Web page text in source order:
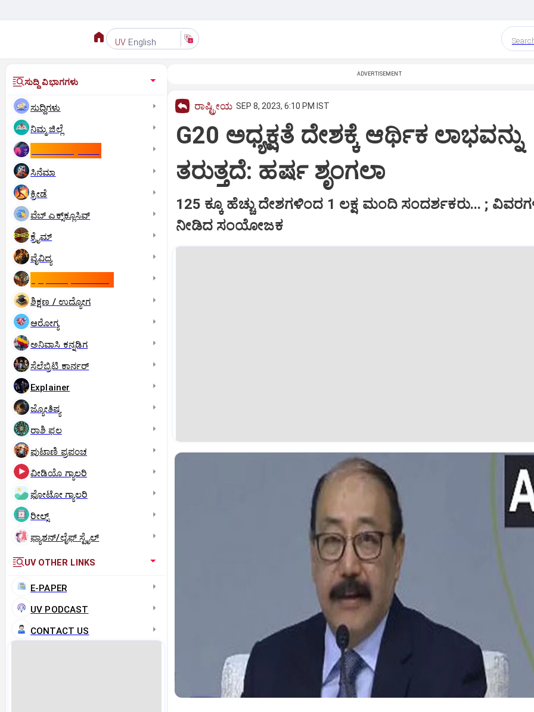
UV English
ಸುದ್ದಿ ವಿಭಾಗಗಳು
ಸುದ್ದಿಗಳು
ನಿಮ್ಮ ಜಿಲ್ಲೆ
ಸಿನೆಮಾ
ಕ್ರೀಡೆ
ವೆಬ್ ಎಕ್ಸ್‌ಕ್ಲೂಸಿವ್
ಕ್ರೈಮ್
ವೈವಿಧ್ಯ
ಶಿಕ್ಷಣ / ಉದ್ಯೋಗ
ಆರೋಗ್ಯ
ಅನಿವಾಸಿ ಕನ್ನಡಿಗ
ಸೆಲೆಬ್ರಿಟಿ ಕಾರ್ನರ್‌
Explainer
ಜ್ಯೋತಿಷ್ಯ
ರಾಶಿ ಫಲ
ಪುಟಾಣಿ ಪ್ರಪಂಚ
ವೀಡಿಯೊ ಗ್ಯಾಲರಿ
ಫೋಟೋ ಗ್ಯಾಲರಿ
ರೀಲ್ಸ್
ಫ್ಯಾಶನ್/ಲೈಫ್‌ ಸ್ಟೈಲ್
UV OTHER LINKS
E-PAPER
UV PODCAST
CONTACT US
ADVERTISEMENT
ರಾಷ್ಟ್ರೀಯ SEP 8, 2023, 6:10 PM IST
G20 ಅಧ್ಯಕ್ಷತೆ ದೇಶಕ್ಕೆ ಆರ್ಥಿಕ ಲಾಭವನ್ನು
ತರುತ್ತದೆ: ಹರ್ಷ ಶೃಂಗಲಾ
125 ಕ್ಕೂ ಹೆಚ್ಚು ದೇಶಗಳಿಂದ 1 ಲಕ್ಷ ಮಂದಿ ಸಂದರ್ಶಕರು... ;
ನೀಡಿದ ಸಂಯೋಜಕ